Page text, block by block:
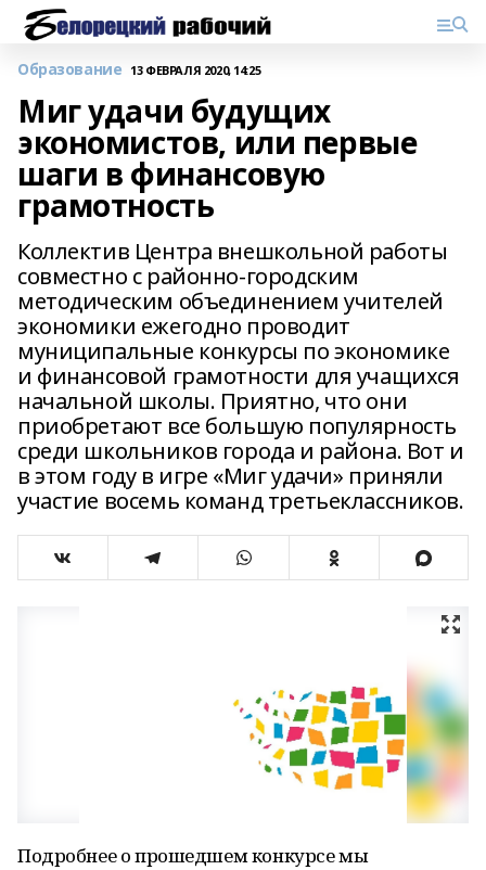
Образование 13 ФЕВРАЛЯ 2020, 14:25
Миг удачи будущих
экономистов, или первые
шаги в финансовую
грамотность
Коллектив Центра внешкольной работы
совместно с районно-городским
методическим объединением учителей
экономики ежегодно проводит
муниципальные конкурсы по экономике
и финансовой грамотности для учащихся
начальной школы. Приятно, что они
приобретают все большую популярность
среди школьников города и района. Вот и
в этом году в игре «Миг удачи» приняли
участие восемь команд третьеклассников.
Подробнее о прошедшем конкурсе мы